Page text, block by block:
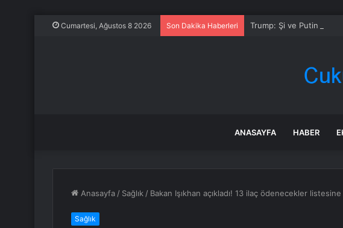
Cumartesi, Ağustos 8 2026 Son Dakika Haberleri Trump: Şi ve Putin İran’a
ANASAYFA HABER
Anasayfa / Sağlık / Bakan Işıkhan açıkladı! 13 ilaç ödenecekler
Sağlık